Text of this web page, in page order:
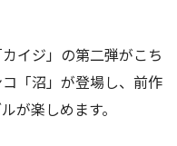
イジ」の第二弾がこち
「沼」が登場し、前作
が楽しめます。